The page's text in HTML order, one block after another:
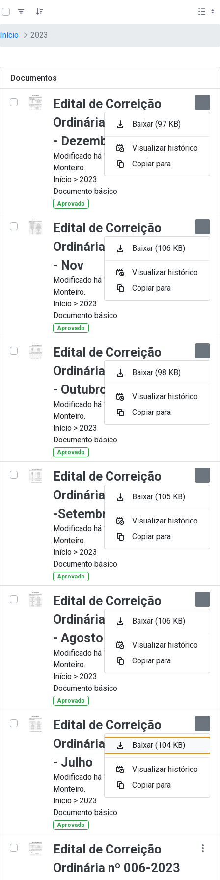
Pular para o Conteúdo principal
teste descricao
Início 2023
Documentos
Edital de Correição
Ordinária nº 012-2023
- Dezembro
Modificado há 11 Meses por Juliana
Monteiro.
Início > 2023
Documento básico
Aprovado
Edital de Correição
Ordinária nº 011-2023
- Nov
Modificado há 11 Meses por Juliana
Monteiro.
Início > 2023
Documento básico
Aprovado
Edital de Correição
Ordinária nº 010-2023
- Outubro
Modificado há 11 Meses por Juliana
Monteiro.
Início > 2023
Documento básico
Aprovado
Edital de Correição
Ordinária nº 009-2023
-Setembro
Modificado há 11 Meses por Juliana
Monteiro.
Início > 2023
Documento básico
Aprovado
Edital de Correição
Ordinária nº 008-2023
- Agosto
Modificado há 11 Meses por Juliana
Monteiro.
Início > 2023
Documento básico
Aprovado
Edital de Correição
Ordinária nº 007-2023
- Julho
Modificado há 11 Meses por Juliana
Monteiro.
Início > 2023
Documento básico
Aprovado
Edital de Correição
Ordinária nº 006-2023
Baixar (97 KB)
Visualizar histórico
Copiar para
Baixar (106 KB)
Visualizar histórico
Copiar para
Baixar (98 KB)
Visualizar histórico
Copiar para
Baixar (105 KB)
Visualizar histórico
Copiar para
Baixar (106 KB)
Visualizar histórico
Copiar para
Baixar (104 KB)
Visualizar histórico
Copiar para